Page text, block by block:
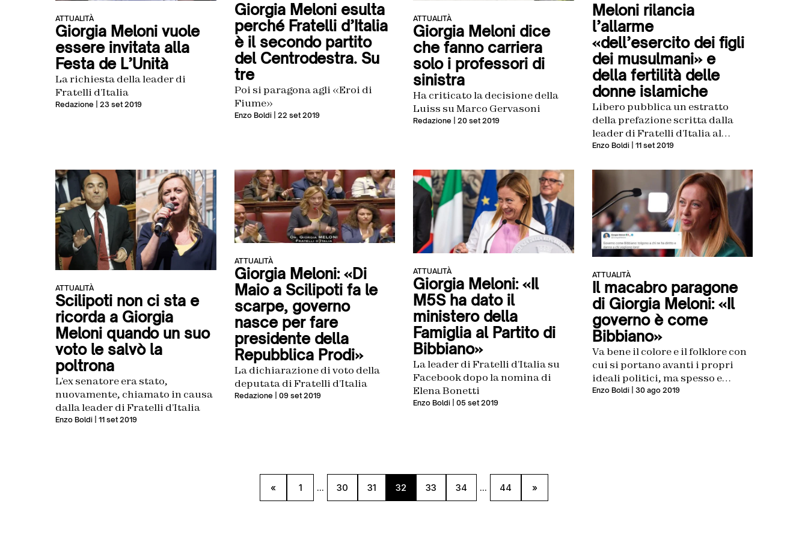
ATTUALITÀ
Giorgia Meloni vuole
essere invitata alla
Festa de L’Unità
La richiesta della leader di
Fratelli d’Italia
Redazione | 23 set 2019
Giorgia Meloni esulta
perché Fratelli d’Italia
è il secondo partito
del Centrodestra. Su
tre
Poi si paragona agli «Eroi di
Fiume»
Enzo Boldi| 22 set 2019
ATTUALITÀ
Giorgia Meloni dice
che fanno carriera
solo i professori di
sinistra
Ha criticato la decisione della
Luiss su Marco Gervasoni
Redazione | 20 set 2019
Meloni rilancia
l’allarme
«dell’esercito dei figli
dei musulmani» e
della fertilità delle
donne islamiche
Libero pubblica un estratto
della prefazione scritta dalla
leader di Fratelli d’Italia al
‘Rapporto annuale
Enzo Boldi| 11 set 2019
ATTUALITÀ
Scilipoti non ci sta e
ricorda a Giorgia
Meloni quando un suo
voto le salvò la
poltrona
L’ex senatore era stato,
nuovamente, chiamato in causa
dalla leader di Fratelli d’Italia
Enzo Boldi | 11 set 2019
ATTUALITÀ
Giorgia Meloni: «Di
Maio a Scilipoti fa le
scarpe, governo
nasce per fare
presidente della
Repubblica Prodi»
La dichiarazione di voto della
deputata di Fratelli d’Italia
Redazione | 09 set 2019
ATTUALITÀ
Giorgia Meloni: «Il
M5S ha dato il
ministero della
Famiglia al Partito di
Bibbiano»
La leader di Fratelli d’Italia su
Facebook dopo la nomina di
Elena Bonetti
Enzo Boldi | 05 set 2019
ATTUALITÀ
Il macabro paragone
di Giorgia Meloni: «Il
governo è come
Bibbiano»
Va bene il colore e il folklore con
cui si portano avanti i propri
ideali politici, ma spesso e
volentieri si rischia di cadere i
Enzo Boldi| 30 ago 2019
« 1 ... 30 31 32 33 34 ... 44 »